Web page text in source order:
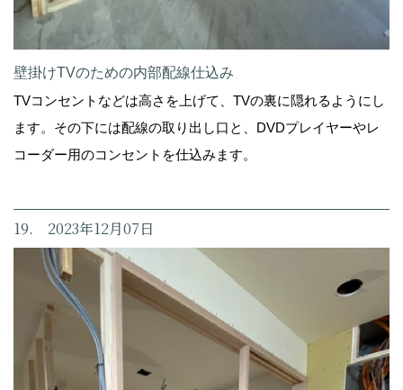
壁掛けTVのための内部配線仕込み
TVコンセントなどは高さを上げて、TVの裏に隠れるようにし
ます。その下には配線の取り出し口と、DVDプレイヤーやレ
コーダー用のコンセントを仕込みます。
19. 2023年12月07日